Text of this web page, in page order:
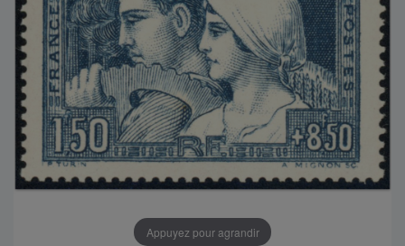
Appuyez pour agrandir